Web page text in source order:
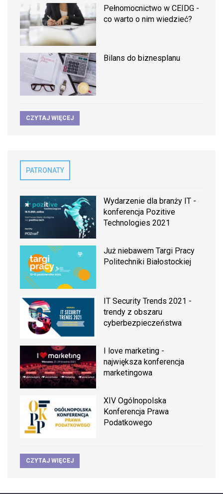
Pełnomocnictwo w CEIDG -
co warto o nim wiedzieć?
Bilans do biznesplanu
CZYTAJ WIĘCEJ
PATRONATY
Wydarzenie dla branży IT -
konferencja Pozitive
Technologies 2021
Już niebawem Targi Pracy
Politechniki Białostockiej
IT Security Trends 2021 -
trendy z obszaru
cyberbezpieczeństwa
I love marketing -
największa konferencja
marketingowa
XIV Ogólnopolska
Konferencja Prawa
Podatkowego
CZYTAJ WIĘCEJ